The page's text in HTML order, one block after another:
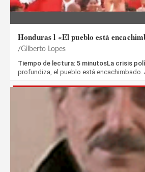
Honduras l «El pueblo está
Gilberto Lopes
Tiempo de lectura: 5 minutosLa crisis
profundiza, el pueblo está encachimbado.